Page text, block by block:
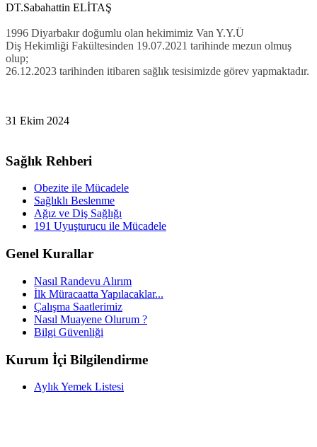
DT.Sabahattin ELİTAŞ
1996 Diyarbakır doğumlu olan hekimimiz Van Y.Y.Ü
Diş Hekimliği Fakültesinden 19.07.2021 tarihinde mezun olmuş
olup;
26.12.2023 tarihinden itibaren sağlık tesisimizde görev yapmaktadır.
31 Ekim 2024
Sağlık Rehberi
Obezite ile Mücadele
Sağlıklı Beslenme
Ağız ve Diş Sağlığı
191 Uyuşturucu ile Mücadele
Genel Kurallar
Nasıl Randevu Alırım
İlk Müracaatta Yapılacaklar...
Çalışma Saatlerimiz
Nasıl Muayene Olurum ?
Bilgi Güvenliği
Kurum İçi Bilgilendirme
Aylık Yemek Listesi